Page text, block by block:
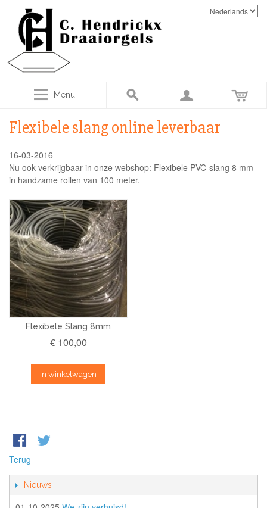
Menu
Flexibele slang online leverbaar
16-03-2016
Nu ook verkrijgbaar in onze webshop: Flexibele PVC-slang 8 mm
in handzame rollen van 100 meter.
Flexibele Slang 8mm
€ 100,00
In winkelwagen
Terug
Nieuws